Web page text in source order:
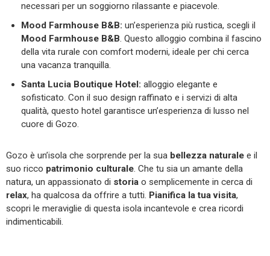
necessari per un soggiorno rilassante e piacevole.
Mood Farmhouse B&B: un’esperienza più rustica, scegli il
Mood Farmhouse B&B. Questo alloggio combina il fascino
della vita rurale con comfort moderni, ideale per chi cerca
una vacanza tranquilla.
Santa Lucia Boutique Hotel: alloggio elegante e
sofisticato. Con il suo design raffinato e i servizi di alta
qualità, questo hotel garantisce un’esperienza di lusso nel
cuore di Gozo.
Gozo è un’isola che sorprende per la sua bellezza naturale e il
suo ricco patrimonio culturale. Che tu sia un amante della
natura, un appassionato di storia o semplicemente in cerca di
relax, ha qualcosa da offrire a tutti. Pianifica la tua visita,
scopri le meraviglie di questa isola incantevole e crea ricordi
indimenticabili.